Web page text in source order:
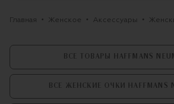
Главная Женское Аксессуары
ВСЕ ТОВАРЫ HAFFMANS
ВСЕ ЖЕНСКИЕ ОЧКИ HAFFMANS